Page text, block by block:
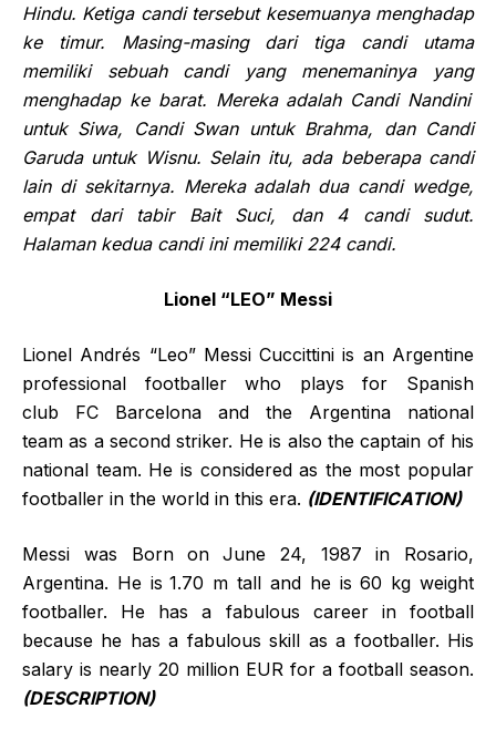
Hindu. Ketiga canditersebut kesemuanyamenghadap
ke timur. Masing-masing dari tiga candi utama
memiliki sebuahcandiyang menemaninya yang
menghadap ke barat. Mereka adalah CandiNandini
untuk Siwa, Candi Swan untuk Brahma, dan Candi
Garuda untuk Wisnu. Selain itu, ada beberapa candi
lain di sekitarnya. Mereka adalah dua candi wedge,
empat dari tabir Bait Suci, dan 4 candi sudut.
Halaman kedua candi ini memiliki 224 candi.
Lionel “LEO” Messi
Lionel Andrés “Leo” Messi Cuccittini is an Argentine
professional footballer who plays for Spanish
club FC Barcelona and the Argentina national
team as a second striker. He is also the captain of his
national team. He is considered as the most popular
footballer in the world in this era. (IDENTIFICATION)
Messi was Born on June 24, 1987 in Rosario,
Argentina. He is 1.70 m tall and he is 60 kg weight
footballer. He has a fabulous career in football
because he has a fabulous skill as a footballer. His
salary is nearly 20 million EUR for a football season.
(DESCRIPTION)